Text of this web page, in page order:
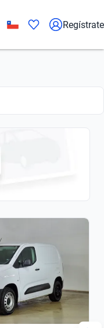
Regístrate